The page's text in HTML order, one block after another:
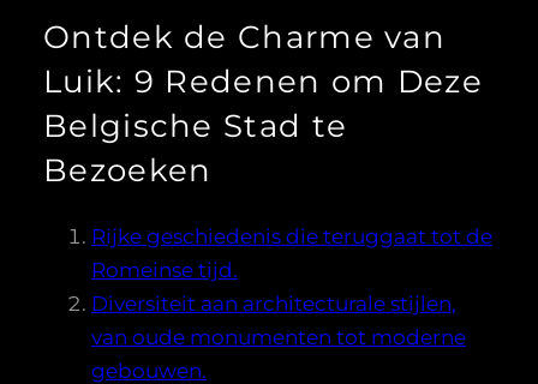
Ontdek de Charme van
Luik: 9 Redenen om Deze
Belgische Stad te
Bezoeken
Rijke geschiedenis die teruggaat tot de
Romeinse tijd.
Diversiteit aan architecturale stijlen,
van oude monumenten tot moderne
gebouwen.